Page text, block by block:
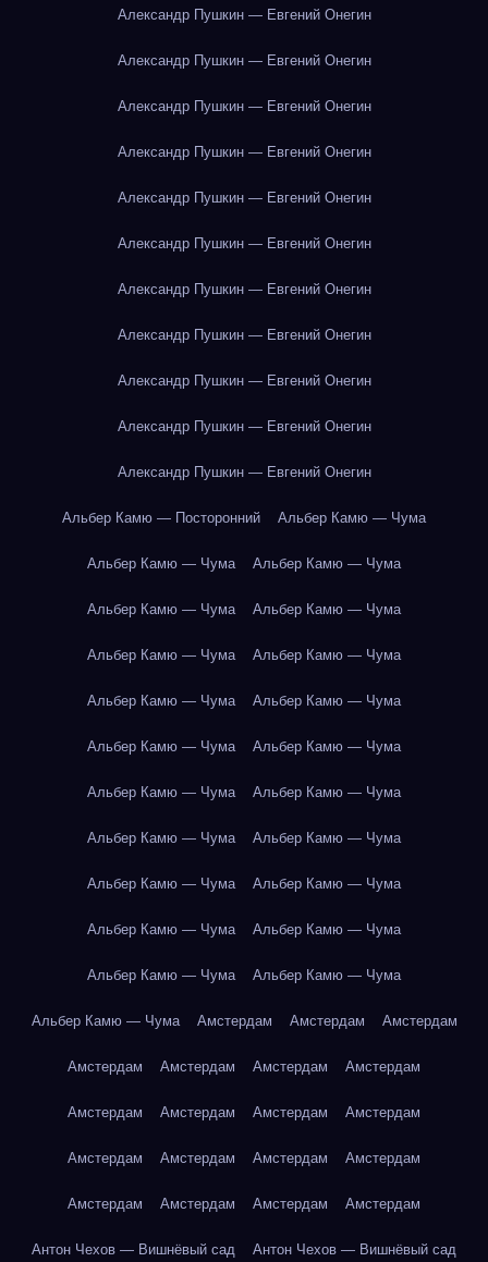
Александр Пушкин — Евгений Онегин
Александр Пушкин — Евгений Онегин
Александр Пушкин — Евгений Онегин
Александр Пушкин — Евгений Онегин
Александр Пушкин — Евгений Онегин
Александр Пушкин — Евгений Онегин
Александр Пушкин — Евгений Онегин
Александр Пушкин — Евгений Онегин
Александр Пушкин — Евгений Онегин
Александр Пушкин — Евгений Онегин
Александр Пушкин — Евгений Онегин
Альбер Камю — Посторонний Альбер Камю — Чума
Альбер Камю — Чума Альбер Камю — Чума
Альбер Камю — Чума Альбер Камю — Чума
Альбер Камю — Чума Альбер Камю — Чума
Альбер Камю — Чума Альбер Камю — Чума
Альбер Камю — Чума Альбер Камю — Чума
Альбер Камю — Чума Альбер Камю — Чума
Альбер Камю — Чума Альбер Камю — Чума
Альбер Камю — Чума Альбер Камю — Чума
Альбер Камю — Чума Альбер Камю — Чума
Альбер Камю — Чума Альбер Камю — Чума
Альбер Камю — Чума Амстердам Амстердам Амстердам
Амстердам Амстердам Амстердам Амстердам
Амстердам Амстердам Амстердам Амстердам
Амстердам Амстердам Амстердам Амстердам
Амстердам Амстердам Амстердам Амстердам
Антон Чехов — Вишнёвый сад Антон Чехов — Вишнёвый сад